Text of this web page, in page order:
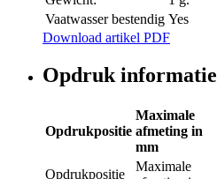
Vaatwasser bestendig Yes
Download artikel PDF
Opdruk informatie
Opdrukpositie
Maximale
afmeting in
mm
Opdrukpositie
Maximale